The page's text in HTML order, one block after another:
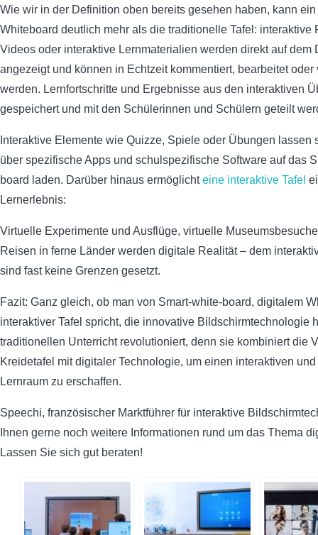
Wie wir in der Definition oben bereits gesehen haben, kann
Whiteboard deutlich mehr als die traditionelle Tafel: interaktive
Videos oder interaktive Lernmaterialien werden direkt auf dem
angezeigt und können in Echtzeit kommentiert, bearbeitet oder
werden. Lernfortschritte und Ergebnisse aus den interaktiven
gespeichert und mit den Schülerinnen und Schülern geteilt
Interaktive Elemente wie Quizze, Spiele oder Übungen lassen
über spezifische Apps und schulspezifische Software auf das
board laden. Darüber hinaus ermöglichteine interaktive Tafel
Lernerlebnis:
Virtuelle Experimente und Ausflüge, virtuelle
Reisen in ferne Länder werden digitale Realität – dem
sind fast keine Grenzen gesetzt.
Fazit: Ganz gleich, ob man von Smart-white-board, digitalem
interaktiver Tafel spricht, die innovative Bildschirmtechnologie
traditionellen Unterricht revolutioniert, denn sie kombiniert die
Kreidetafel mit digitaler Technologie, um einen interaktiven
Lernraum zu erschaffen.
Speechi, französischer Marktführer für interaktive
Ihnen gerne noch weitere Informationen rund um das Thema
Lassen Sie sich gut beraten!